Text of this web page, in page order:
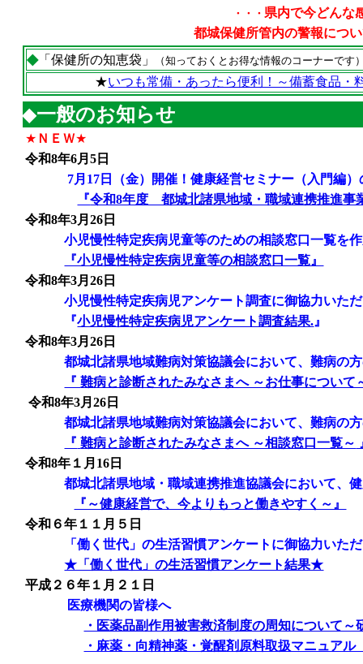
・・・県内で今どんな
都城保健所管内の警報についてもこち
◆「保健所の知恵袋」 （知っておくとお得な情報のコーナーです
★いつも常備・あったら便利！～備蓄食品・
◆一般のお知らせ
★ ＮＥＷ★
令和8年6月5日
7月17日（金）開催！健康経営セミナー（入門編
『令和8年度 都城北諸県地域・職域連携推進
令和8年3月26日
小児慢性特定疾病児童等のための相談窓口一覧を
『小児慢性特定疾病児童等の相談窓口一覧』
令和8年3月26日
小児慢性特定疾病児アンケート調査に御協力いた
『小児慢性特定疾病児アンケート調査結果. 』
令和8年3月26日
都城北諸県地域難病対策協議会において、難病の
『難病と診断されたみなさまへ ～お仕事について
令和8年3月26日
都城北諸県地域難病対策協議会において、難病の
『 難病と診断されたみなさまへ ～相談窓口一覧～
令和8年１月16日
都城北諸県地域・職域連携推進協議会において、
『～健康経営で、今よりもっと働きやすく～』
令和６年１１月５日
「働く世代」の生活習慣アンケートに御協力いただ
★「働く世代」の生活習慣アンケート結果★
平成２６年１月２１日
医療機関の皆様へ
・医薬品副作用被害救済制度の周知について
・麻薬・向精神薬・覚醒剤原料取扱マニュア